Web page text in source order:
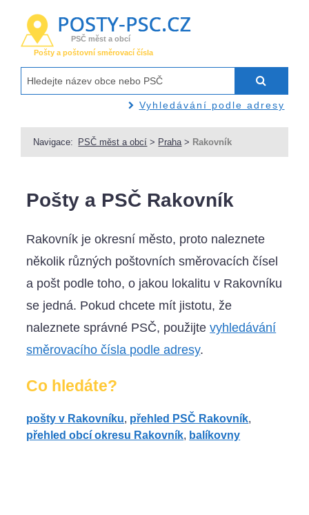
PSČ měst a obcí
Pošty a poštovní směrovací čísla
Vyhledávání podle adresy
Navigace: PSČ měst a obcí > Praha > Rakovník
Pošty a PSČ Rakovník
Rakovník je okresní město, proto naleznete
několik různých poštovních směrovacích čísel
a pošt podle toho, o jakou lokalitu v Rakovníku
se jedná. Pokud chcete mít jistotu, že
naleznete správné PSČ, použijtevyhledávání
směrovacího čísla podle adresy.
Co hledáte?
pošty v Rakovníku, přehled PSČ Rakovník,
přehled obcí okresu Rakovník, balíkovny